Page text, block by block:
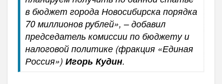
в бюджет города Новосибирска порядка
70 миллионов рублей», – добавил
председатель комиссии по бюджету и
налоговой политике (фракция «Единая
Россия») Игорь Кудин.